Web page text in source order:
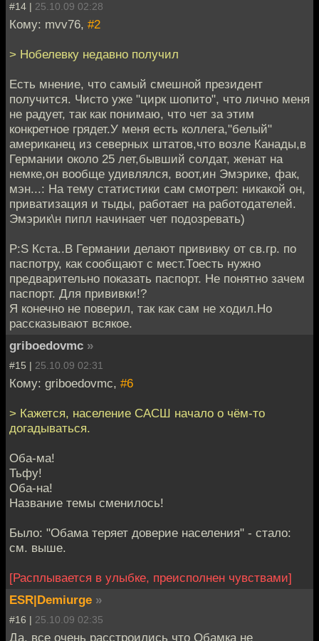
#14 | 25.10.09 02:28
Кому: mvv76, #2
> Нобелевку недавно получил
Есть мнение, что самый смешной президент
получится. Чисто уже "цирк шопито", что лично меня
не радует, так как понимаю, что чет за этим
конкретное грядет.У меня есть коллега,"белый"
американец из северных штатов,что возле Канады,в
Германии около 25 лет,бывший солдат, женат на
немке,он вообще удивлялся, воот,ин Эмэрике, фак,
мэн...: На тему статистики сам смотрел: никакой он,
приватизация и тыды, работает на работодателей.
Эмэрик\н пипл начинает чет подозревать)
P:S Кста..В Германии делают прививку от св.гр. по
паспотру, как сообщают с мест.Тоесть нужно
предварительно показать паспорт. Не понятно зачем
паспорт. Для прививки!?
Я конечно не поверил, так как сам не ходил.Но
рассказывают всякое.
griboedovmc »
#15 | 25.10.09 02:31
Кому: griboedovmc, #6
> Кажется, население САСШ начало о чём-то
догадываться.
Оба-ма!
Тьфу!
Оба-на!
Название темы сменилось!
Было: "Обама теряет доверие населения" - стало:
см. выше.
[Расплывается в улыбке, преисполнен чувствами]
ESR|Demiurge »
#16 | 25.10.09 02:35
Да, все очень расстроились что Обамка не